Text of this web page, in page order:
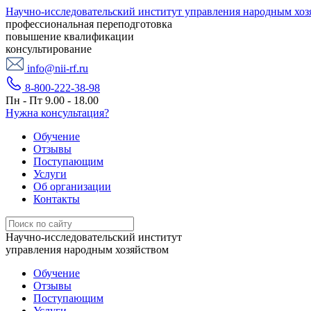
Научно-исследовательский институт управления народным
профессиональная переподготовка
повышение квалификации
консультирование
info@nii-rf.ru
8-800-222-38-98
Пн - Пт 9.00 - 18.00
Нужна консультация?
Обучение
Отзывы
Поступающим
Услуги
Об организации
Контакты
Научно-исследовательский институт
управления народным хозяйством
Обучение
Отзывы
Поступающим